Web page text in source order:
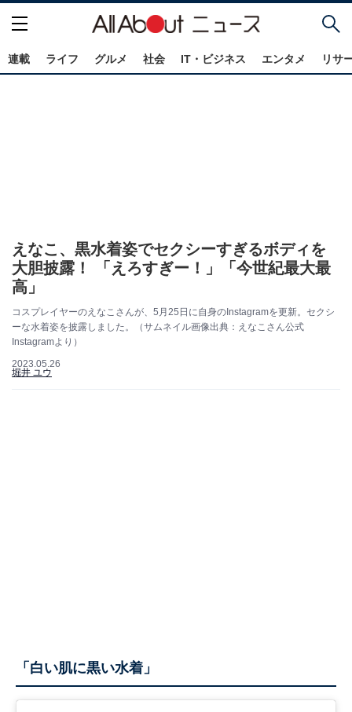
連載 ライフ グルメ 社会 IT・ビジネス エンタメ リサ
えなこ、黒水着姿でセクシーすぎるボディを
大胆披露！ 「えろすぎー！」「今世紀最大最
高」
コスプレイヤーのえなこさんが、5月25日に自身のInstagramを更新。セクシ
ーな水着姿を披露しました。（サムネイル画像出典：えなこさん公式
Instagramより）
2023.05.26
堀井 ユウ
「白い肌に黒い水着」